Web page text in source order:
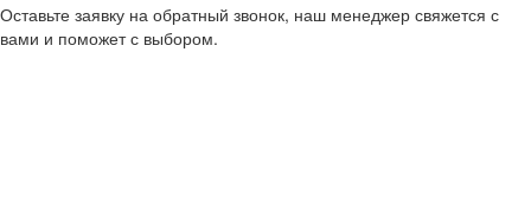
Оставьте заявку на обратный звонок, наш менеджер свяжется с
вами и поможет с выбором.